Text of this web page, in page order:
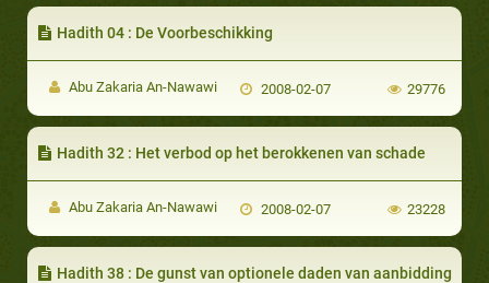
Hadith 04 : De Voorbeschikking
Abu Zakaria An-Nawawi 2008-02-07 29776
Hadith 32 : Het verbod op het berokkenen van schade
Abu Zakaria An-Nawawi 2008-02-07 23228
Hadith 38 : De gunst van optionele daden van aanbidding